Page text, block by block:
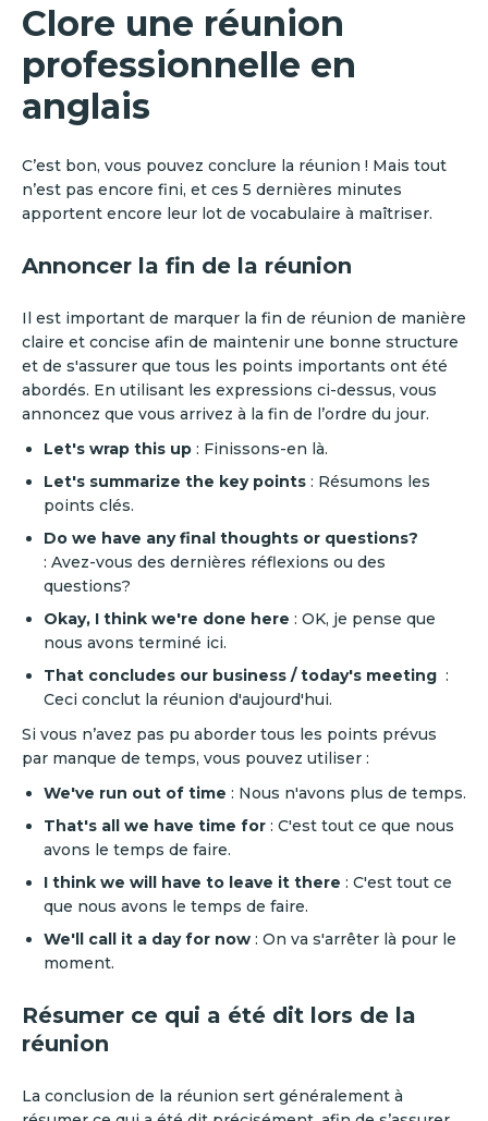
Clore une réunion
professionnelle en
anglais
‍C’est bon, vous pouvez conclure la réunion ! Mais tout
n’est pas encore fini, et ces 5 dernières minutes
apportent encore leur lot de vocabulaire à maîtriser.
Annoncer la fin de la réunion
Il est important de marquer la fin de réunion de manière
claire et concise afin de maintenir une bonne structure
et de s'assurer que tous les points importants ont été
abordés. En utilisant les expressions ci-dessus, vous
annoncez que vous arrivez à la fin de l’ordre du jour.
Let's wrap this up : Finissons-en là.
Let's summarize the key points : Résumons les
points clés.
Do we have any final thoughts or questions?
: Avez-vous des dernières réflexions ou des
questions?
Okay, I think we're done here : OK, je pense que
nous avons terminé ici.
That concludes our business / today's meeting :
Ceci conclut la réunion d'aujourd'hui.
Si vous n’avez pas pu aborder tous les points prévus
par manque de temps, vous pouvez utiliser :
We've run out of time : Nous n'avons plus de temps.‍
That's all we have time for : C'est tout ce que nous
avons le temps de faire.‍
I think we will have to leave it there : C'est tout ce
que nous avons le temps de faire.‍
We'll call it a day for now : On va s'arrêter là pour le
moment.
Résumer ce qui a été dit lors de la
réunion
La conclusion de la réunion sert généralement à